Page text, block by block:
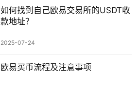
如何找到自己欧易交易所的USDT收
款地址？
2025-07-24
欧易买币流程及注意事项